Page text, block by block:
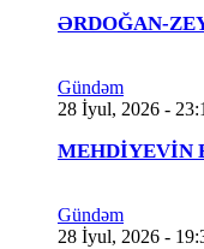
ƏRDOĞAN-
Gündəm
28 İyul, 2026 -
MEHDİYEVİN
Gündəm
28 İyul, 2026 -